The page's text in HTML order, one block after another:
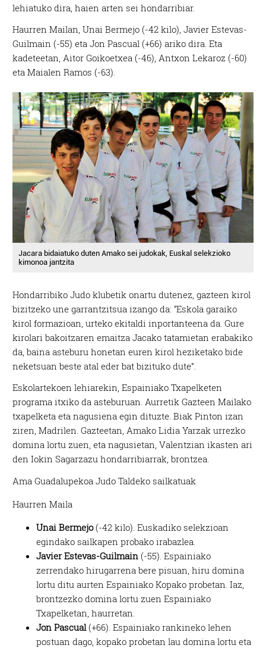
lehiatuko dira, haien arten sei hondarribiar.
Haurren Mailan, Unai Bermejo (-42 kilo), Javier Estevas-
Guilmain (-55) eta Jon Pascual (+66) ariko dira. Eta
kadeteetan, Aitor Goikoetxea (-46), Antxon Lekaroz (-60)
eta Maialen Ramos (-63).
Jacara bidaiatuko duten Amako sei judokak, Euskal selekzioko
kimonoa jantzita
Hondarribiko Judo klubetik onartu dutenez, gazteen kirol
bizitzeko une garrantzitsua izango da: “Eskola garaiko
kirol formazioan, urteko ekitaldi inportanteena da. Gure
kirolari bakoitzaren emaitza Jacako tatamietan erabakiko
da, baina asteburu honetan euren kirol heziketako bide
neketsuan beste atal eder bat bizituko dute”.
Eskolartekoen lehiarekin, Espainiako Txapelketen
programa itxiko da asteburuan. Aurretik Gazteen Mailako
txapelketa eta nagusiena egin dituzte. Biak Pinton izan
ziren, Madrilen. Gazteetan, Amako Lidia Yarzak urrezko
domina lortu zuen, eta nagusietan, Valentzian ikasten ari
den Iokin Sagarzazu hondarribiarrak, brontzea.
Ama Guadalupekoa Judo Taldeko sailkatuak
Haurren Maila
Unai Bermejo(-42 kilo). Euskadiko selekzioan
egindako sailkapen probako irabazlea.
Javier Estevas-Guilmain (-55). Espainiako
zerrendako hirugarrena bere pisuan, hiru domina
lortu ditu aurten Espainiako Kopako probetan. Iaz,
brontzezko domina lortu zuen Espainiako
Txapelketan, haurretan.
Jon Pascual(+66). Espainiako rankineko lehen
postuan dago, kopako probetan lau domina lortu eta